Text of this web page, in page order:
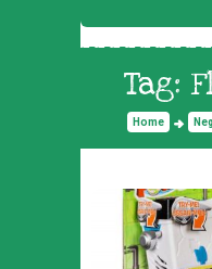
Tag:
Home